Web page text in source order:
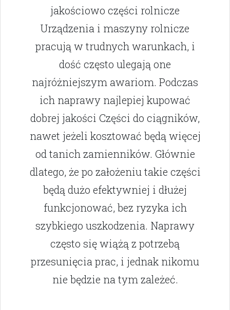
jakościowo części rolnicze
Urządzenia i maszyny rolnicze
pracują w trudnych warunkach, i
dość często ulegają one
najróżniejszym awariom. Podczas
ich naprawy najlepiej kupować
dobrej jakości Części do ciągników,
nawet jeżeli kosztować będą więcej
od tanich zamienników. Głównie
dlatego, że po założeniu takie części
będą dużo efektywniej i dłużej
funkcjonować, bez ryzyka ich
szybkiego uszkodzenia. Naprawy
często się wiążą z potrzebą
przesunięcia prac, i jednak nikomu
nie będzie na tym zależeć.